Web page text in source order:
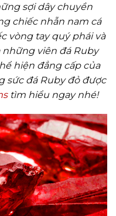
sợi dây chuyền
chiếc nhẫn nam cá
vòng tay quý phái và
viên đá Ruby
hiện đẳng cấp của
sức đá Ruby đỏ được
tìm hiểu ngay nhé!